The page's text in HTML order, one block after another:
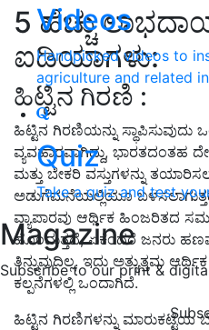
Videos
Handpicked videos to
agriculture and related
Quiz
Take a quiz and test
Magazine
Subscribe to our print &
5ಹೆಚ್ಚು
ಐಡಿಯಾಗಳು:
ಹಿಟ್ಟಿನ ಗಿರಣಿ :
ಹಿಟ್ಟಿನ ಗಿರಣಿಯನ್ನು
ವ್ಯವಹಾರವಾಗಿದ್ದು, ಭಾರತದಂತಹ
ಮತ್ತು ಬೇಕರಿ ವಸ್ತುಗಳನ್ನು
ಅಡುಗೆಮನೆಯಲ್ಲಿಯೂ
ವ್ಯಾಪಾರವು ಆರ್ಥಿಕ ಹಿಂಜರಿತದ
ಹೊಂದುತ್ತದೆ,ಏಕೆಂದರೆ ಜನರು
ತಿನ್ನುವುದಿಲ್ಲ. ಇದು ಅತ್ಯುತ್ತಮ
ಕಲ್ಪನೆಗಳಲ್ಲಿ ಒಂದಾಗಿದೆ.
ಹಿಟ್ಟಿನ ಗಿರಣಿಗಳನ್ನು ಮಾರುಕಟ್ಟೆಯ